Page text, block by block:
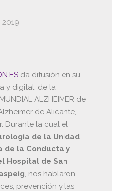
da difusión en su
y digital, de la
ALZHEIMER de
de Alicante,
Durante la cual el
de la Unidad
de la Conducta y
Hospital de San
, nos hablaron
prevención y las